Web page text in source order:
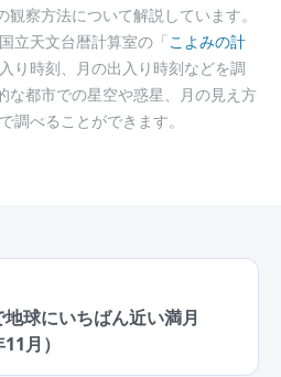
観察方法について解説しています。
国立天文台暦計算室の「こよみの計
り時刻、月の出入り時刻などを調
な都市での星空や惑星、月の見え方
調べることができます。
球にいちばん近い満月
月）